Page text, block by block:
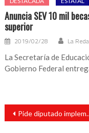
Anuncia SEV 10 mil
superior
2019/02/28 La
La Secretaría de
Gobierno Federal
Navegación
entradas
Pide diputado implementación de Convivencias Familiares virtuales